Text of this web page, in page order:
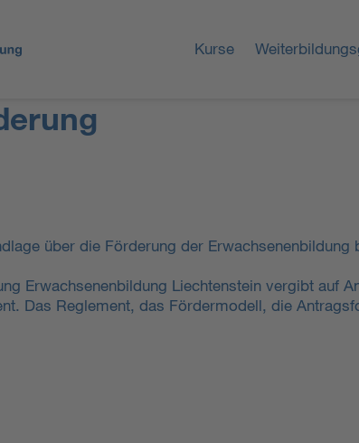
Kurse
über die Förderung der
Erwachsenenbildung Liechtenstein vergibt auf
Das Reglement, das Fördermodell, die